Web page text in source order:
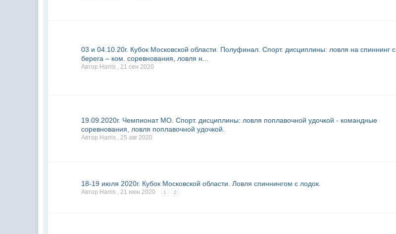
03 и 04.10.20г. Кубок Московской области. Полуфинал. Спорт. дисциплины: ловля на спиннинг с
берега – ком. соревнования, ловля н...
Автор Harris ,21 сен 2020
19.09.2020г. Чемпионат МО. Спорт. дисциплины: ловля поплавочной удочкой - командные
соревнования, ловля поплавочной удочкой.
Автор Harris ,25 авг 2020
18-19 июля 2020г. Кубок Московской области. Ловля спиннингом с лодок.
Автор Harris ,21 июн 2020 1 2